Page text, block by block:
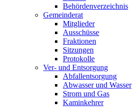
Behördenverzeichnis
Gemeinderat
Mitglieder
Ausschüsse
Fraktionen
Sitzungen
Protokolle
Ver- und Entsorgung
Abfallentsorgung
Abwasser und Wasser
Strom und Gas
Kaminkehrer